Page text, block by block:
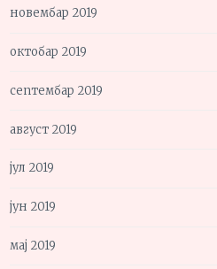
новембар 2019
октобар 2019
септембар 2019
август 2019
јул 2019
јун 2019
мај 2019